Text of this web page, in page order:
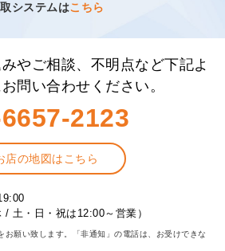
システムはこちら
やご相談、不明点など下記よ
問い合わせください。
2123
店の地図はこちら
/ 土・日・祝は12:00～営業）
願い致します。「非通知」の電話は、お受けできな